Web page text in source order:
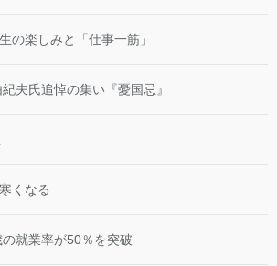
楽しみと「仕事一筋」
夫氏追悼の集い『憂国忌』
くなる
就業率が50％を突破